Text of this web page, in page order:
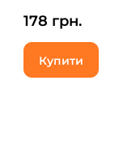
178 грн.
Купити